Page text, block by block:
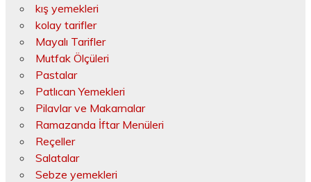
kış yemekleri
kolay tarifler
Mayalı Tarifler
Mutfak Ölçüleri
Pastalar
Patlıcan Yemekleri
Pilavlar ve Makarnalar
Ramazanda İftar Menüleri
Reçeller
Salatalar
Sebze yemekleri